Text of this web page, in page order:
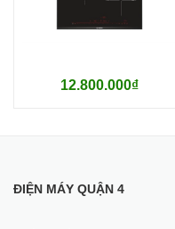
12.800.000₫
ĐIỆN MÁY QUẬN 4